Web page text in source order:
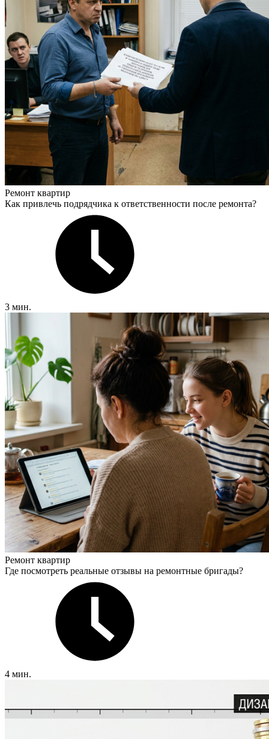
Ремонт квартир
Как привлечь подрядчика к ответственности после ремонта?
3 мин.
Ремонт квартир
Где посмотреть реальные отзывы на ремонтные бригады?
4 мин.